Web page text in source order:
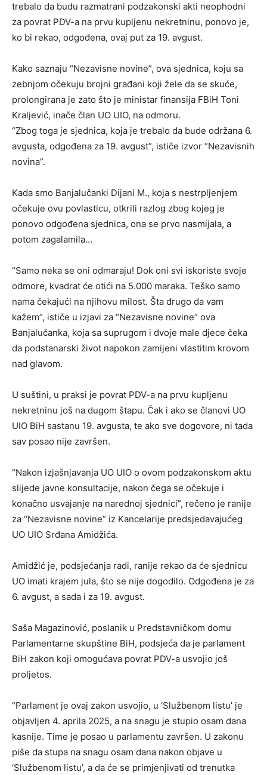
trebalo da budu razmatrani podzakonski akti neophodni
za povrat PDV-a na prvu kupljenu nekretninu, ponovo je,
ko bi rekao, odgođena, ovaj put za 19. avgust.
Kako saznaju “Nezavisne novine”, ova sjednica, koju sa
zebnjom očekuju brojni građani koji žele da se skuće,
prolongirana je zato što je ministar finansija FBiH Toni
Kraljević, inače član UO UIO, na odmoru.
“Zbog toga je sjednica, koja je trebalo da bude održana 6.
avgusta, odgođena za 19. avgust”, ističe izvor “Nezavisnih
novina”.
Kada smo Banjalučanki Dijani M., koja s nestrpljenjem
očekuje ovu povlasticu, otkrili razlog zbog kojeg je
ponovo odgođena sjednica, ona se prvo nasmijala, a
potom zagalamila…
“Samo neka se oni odmaraju! Dok oni svi iskoriste svoje
odmore, kvadrat će otići na 5.000 maraka. Teško samo
nama čekajući na njihovu milost. Šta drugo da vam
kažem”, ističe u izjavi za “Nezavisne novine” ova
Banjalučanka, koja sa suprugom i dvoje male djece čeka
da podstanarski život napokon zamijeni vlastitim krovom
nad glavom.
U suštini, u praksi je povrat PDV-a na prvu kupljenu
nekretninu još na dugom štapu. Čak i ako se članovi UO
UIO BiH sastanu 19. avgusta, te ako sve dogovore, ni tada
sav posao nije završen.
“Nakon izjašnjavanja UO UIO o ovom podzakonskom aktu
slijede javne konsultacije, nakon čega se očekuje i
konačno usvajanje na narednoj sjednici”, rečeno je ranije
za “Nezavisne novine” iz Kancelarije predsjedavajućeg
UO UIO Srđana Amidžića.
Amidžić je, podsjećanja radi, ranije rekao da će sjednicu
UO imati krajem jula, što se nije dogodilo. Odgođena je za
6. avgust, a sada i za 19. avgust.
Saša Magazinović, poslanik u Predstavničkom domu
Parlamentarne skupštine BiH, podsjeća da je parlament
BiH zakon koji omogućava povrat PDV-a usvojio još
proljetos.
“Parlament je ovaj zakon usvojio, u ‘Službenom listu’ je
objavljen 4. aprila 2025, a na snagu je stupio osam dana
kasnije. Time je posao u parlamentu završen. U zakonu
piše da stupa na snagu osam dana nakon objave u
‘Službenom listu’, a da će se primjenjivati od trenutka